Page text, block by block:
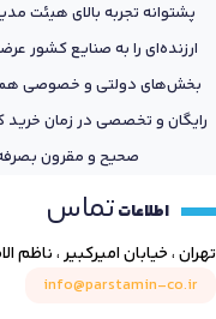
پشتوانه تجربه بالای هیئت
ارزنده‌ای را به صنایع کشور
بخش‌های دولتی و خصوصی
رایگان و تخصصی در زمان
صحیح و مقرون بصرفه
اطلاعاتتماس
تهران ، خیابان امیرکبیر ، ناظم
info@parstamin-co.ir